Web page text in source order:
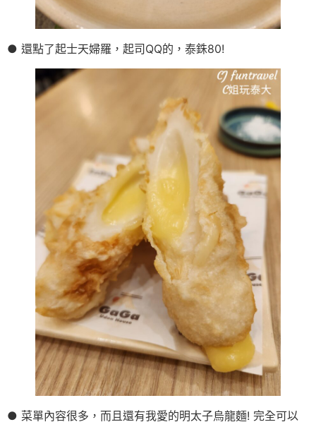
● 還點了起士天婦羅，起司QQ的，泰銖80!
● 菜單內容很多，而且還有我愛的明太子烏龍麵! 完全可以